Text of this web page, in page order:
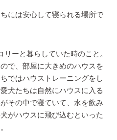
には安心して寝られる場所で
ーと暮らしていた時のこと。
で、部屋に大きめのハウスを
ではハウストレーニングをし
犬たちは自然にハウスに入る
その中で寝ていて、水を飲み
がハウスに飛び込むといった